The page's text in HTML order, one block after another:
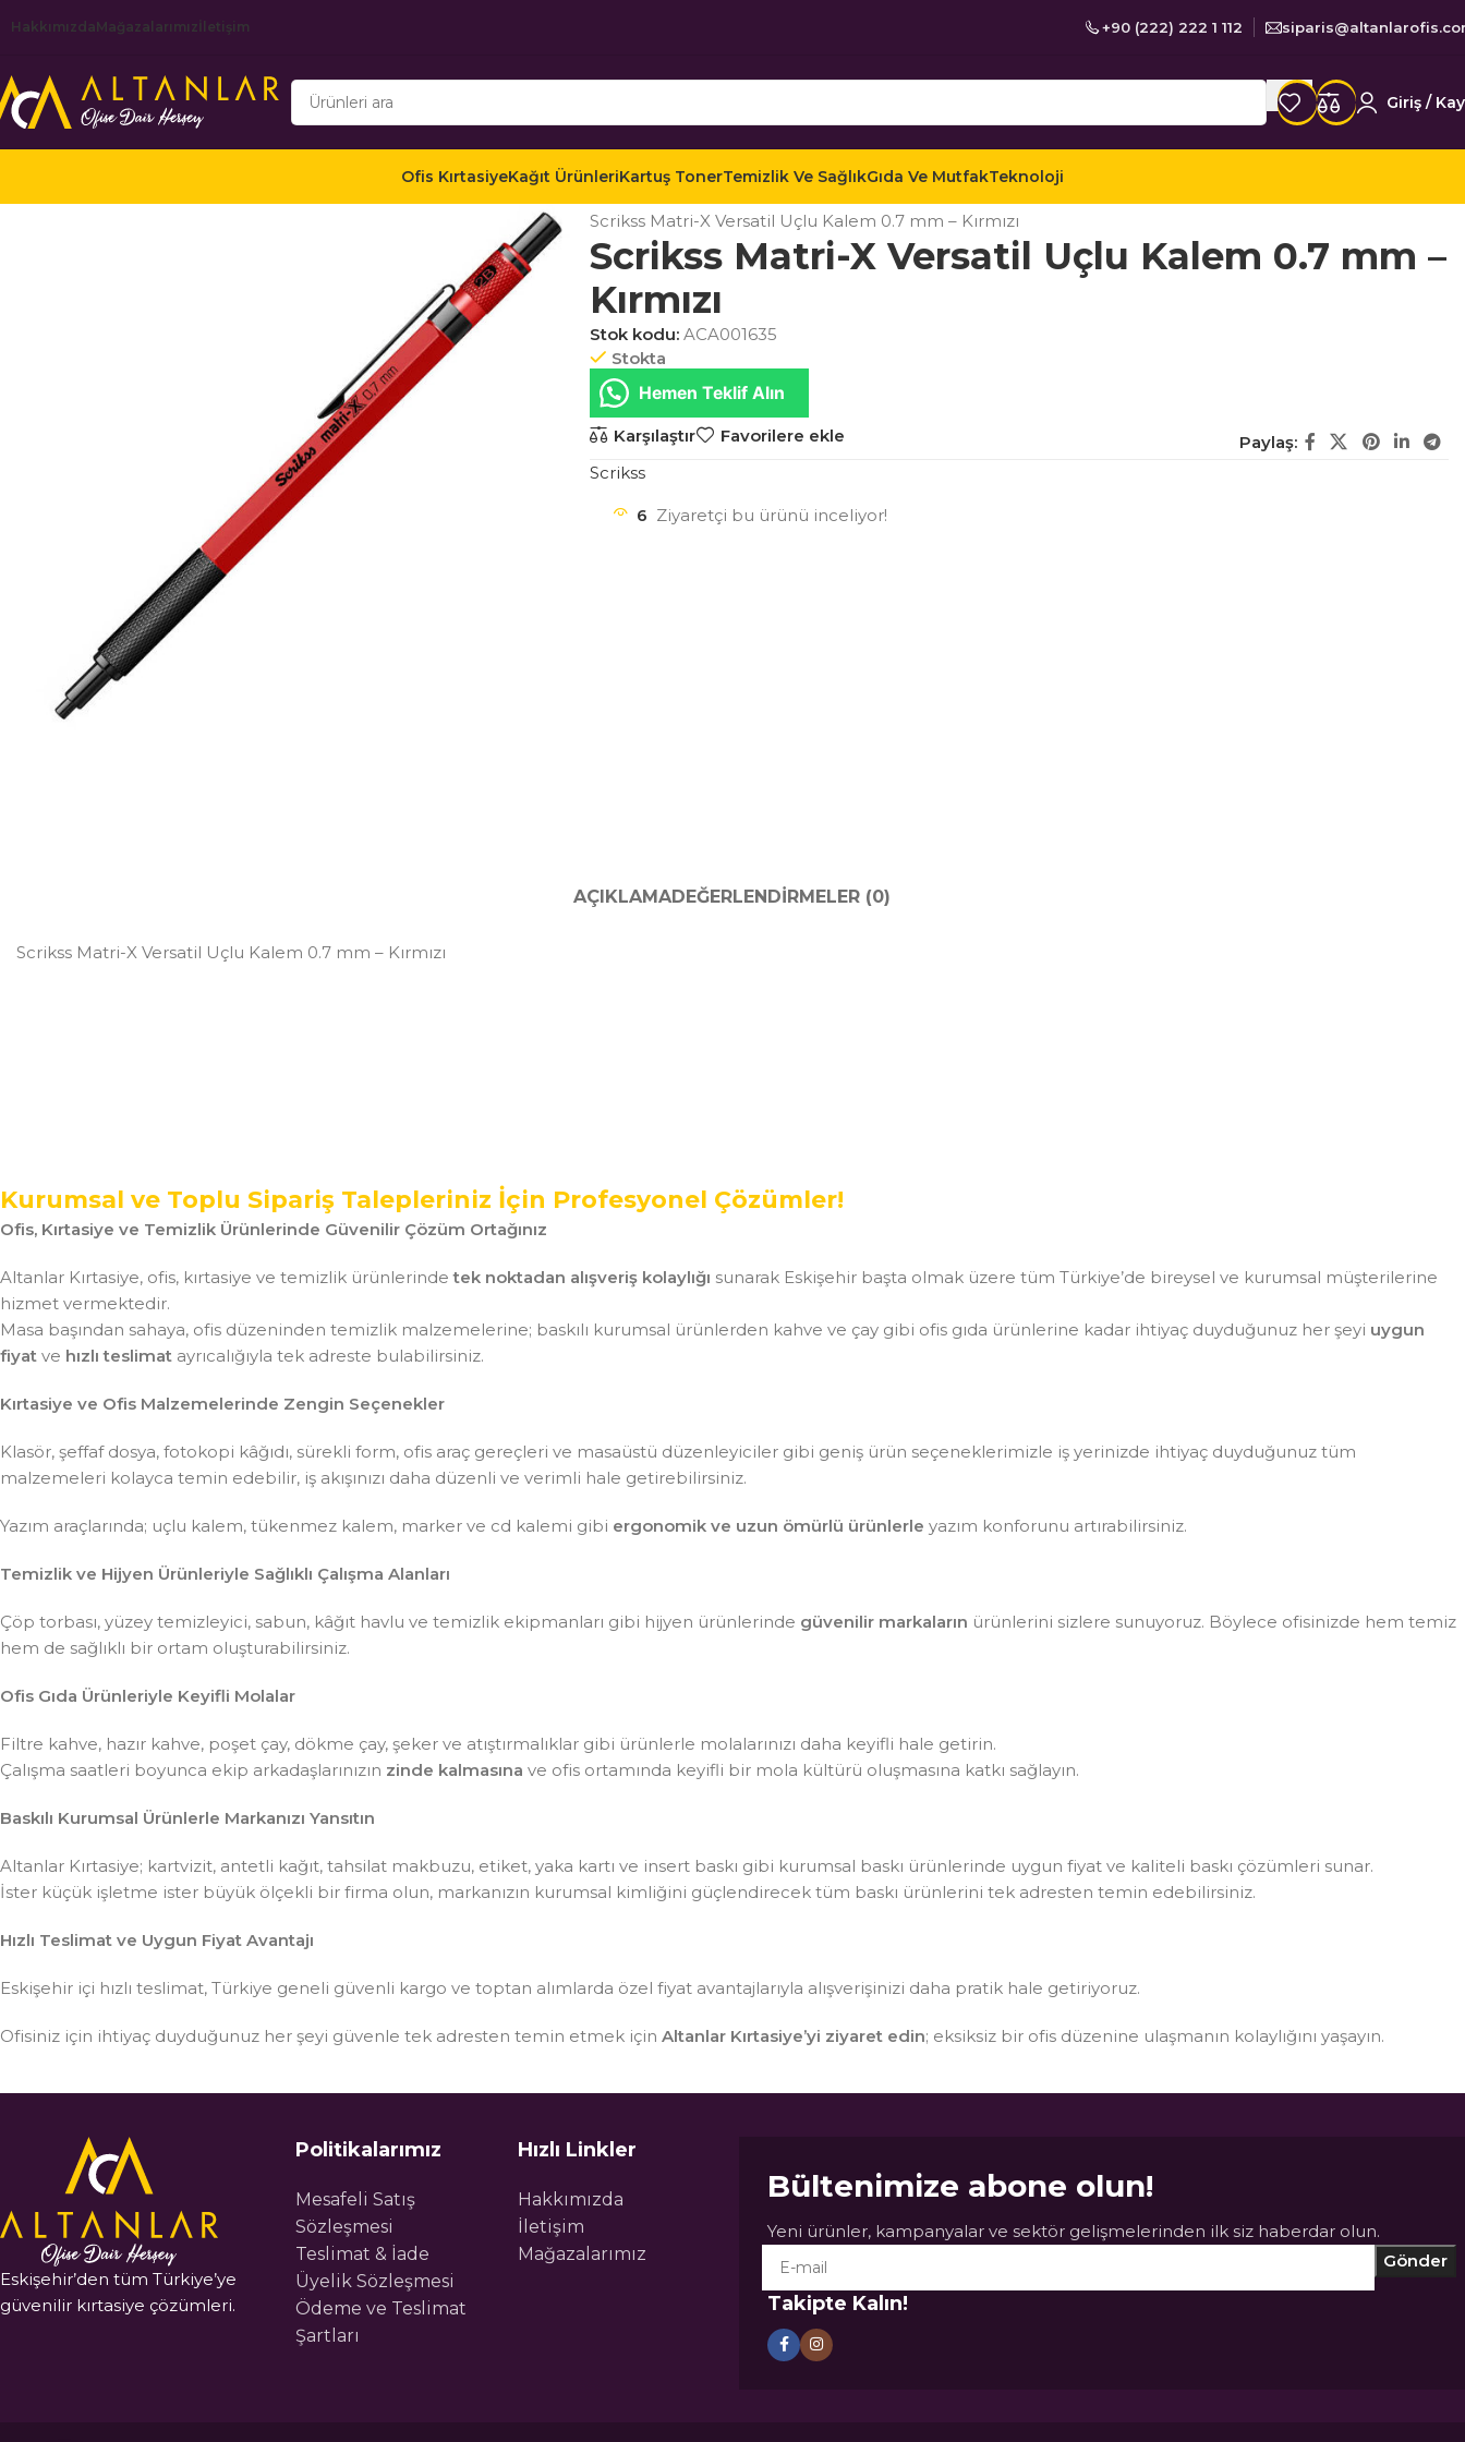
HakkımızdaMağazalarımız İletişim +90 (222) 222 1 112
Giriş /
Ofis KırtasiyeKağıt ÜrünleriKartuş TonerTemizlik Ve SağlıkGıda Ve MutfakTeknoloji
Scrikss Matri-X Versatil Uçlu Kalem 0.7 mm – Kırmızı
Scrikss Matri-X Versatil Uçlu Kalem 0.7 mm –
Kırmızı
Stok kodu: ACA001635
Stokta
Hemen Teklif Alın
Karşılaştır Favorilere ekle
Paylaş:
Scrikss
6 Ziyaretçi bu ürünü inceliyor!
AÇIKLAMADEĞERLENDIRMELER (0)
Scrikss Matri-X Versatil Uçlu Kalem 0.7 mm – Kırmızı
Kurumsal ve Toplu Sipariş Talepleriniz İçin Profesyonel Çözümler!
Ofis, Kırtasiye ve Temizlik Ürünlerinde Güvenilir Çözüm Ortağınız
Altanlar Kırtasiye, ofis, kırtasiye ve temizlik ürünlerindetek noktadan alışveriş kolaylığı sunarak Eskişehir başta olmak üzere tüm Türkiye’de bireysel ve kurumsal müşterilerine
hizmet vermektedir.
Masa başından sahaya, ofis düzeninden temizlik malzemelerine; baskılı kurumsal ürünlerden kahve ve çay gibi ofis gıda ürünlerine kadar ihtiyaç duyduğunuz her şeyi uygun
fiyat ve hızlı teslimat ayrıcalığıyla tek adreste bulabilirsiniz.
Kırtasiye ve Ofis Malzemelerinde Zengin Seçenekler
Klasör, şeffaf dosya, fotokopi kâğıdı, sürekli form, ofis araç gereçleri ve masaüstü düzenleyiciler gibi geniş ürün seçeneklerimizle iş yerinizde ihtiyaç duyduğunuz tüm
malzemeleri kolayca temin edebilir, iş akışınızı daha düzenli ve verimli hale getirebilirsiniz.
Yazım araçlarında; uçlu kalem, tükenmez kalem, marker ve cd kalemi gibi ergonomik ve uzun ömürlü ürünlerle yazım konforunu artırabilirsiniz.
Temizlik ve Hijyen Ürünleriyle Sağlıklı Çalışma Alanları
Çöp torbası, yüzey temizleyici, sabun, kâğıt havlu ve temizlik ekipmanları gibi hijyen ürünlerinde güvenilir markaların ürünlerini sizlere sunuyoruz. Böylece ofisinizde hem temiz
hem de sağlıklı bir ortam oluşturabilirsiniz.
Ofis Gıda Ürünleriyle Keyifli Molalar
Filtre kahve, hazır kahve, poşet çay, dökme çay, şeker ve atıştırmalıklar gibi ürünlerle molalarınızı daha keyifli hale getirin.
Çalışma saatleri boyunca ekip arkadaşlarınızın zinde kalmasına ve ofis ortamında keyifli bir mola kültürü oluşmasına katkı sağlayın.
Baskılı Kurumsal Ürünlerle Markanızı Yansıtın
Altanlar Kırtasiye; kartvizit, antetli kağıt, tahsilat makbuzu, etiket, yaka kartı ve insert baskı gibi kurumsal baskı ürünlerinde uygun fiyat ve kaliteli baskı çözümleri sunar.
İster küçük işletme ister büyük ölçekli bir firma olun, markanızın kurumsal kimliğini güçlendirecek tüm baskı ürünlerini tek adresten temin edebilirsiniz.
Hızlı Teslimat ve Uygun Fiyat Avantajı
Eskişehir içi hızlı teslimat, Türkiye geneli güvenli kargo ve toptan alımlarda özel fiyat avantajlarıyla alışverişinizi daha pratik hale getiriyoruz.
Ofisiniz için ihtiyaç duyduğunuz her şeyi güvenle tek adresten temin etmek için Altanlar Kırtasiye’yi ziyaret edin; eksiksiz bir ofis düzenine ulaşmanın kolaylığını yaşayın.
Eskişehir’den tüm Türkiye’ye
güvenilir kırtasiye çözümleri.
Politikalarımız
Mesafeli Satış
Sözleşmesi
Teslimat & İade
Üyelik Sözleşmesi
Ödeme ve Teslimat
Şartları
Hızlı Linkler
Hakkımızda
İletişim
Mağazalarımız
Bültenimize abone olun!
Yeni ürünler, kampanyalar ve sektör gelişmelerinden ilk siz haberdar olun.
Takipte Kalın!